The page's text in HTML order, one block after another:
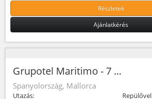
Részletek
Ajánlatkérés
Grupotel Maritimo - 7 ...
Spanyolország, Mallorca
Utazás:
Repülővel